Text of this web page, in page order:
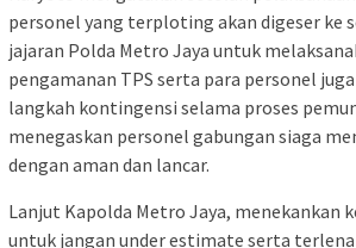
personel yang terploting akan digeser ke
jajaran Polda Metro Jaya untuk
pengamanan TPS serta para personel
langkah kontingensi selama proses
menegaskan personel gabungan siaga
dengan aman dan lancar.
Lanjut Kapolda Metro Jaya, menekankan
untuk jangan under estimate serta